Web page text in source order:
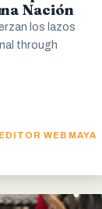
Nación
los lazos
through
WEB MAYA